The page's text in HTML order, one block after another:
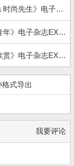
先生》电子杂志EXE版
》电子杂志EXE版
》电子杂志EXE版
式导出
我要评论